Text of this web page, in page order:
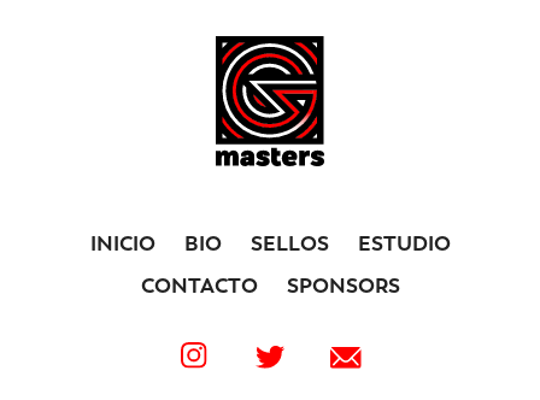
INICIO BIO SELLOS
ESTUDIO
CONTACTO
SPONSORS